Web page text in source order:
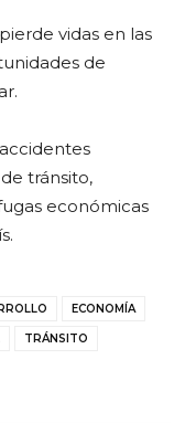
vidas en las
de
tránsito,
económicas
ECONOMÍA
TRÁNSITO